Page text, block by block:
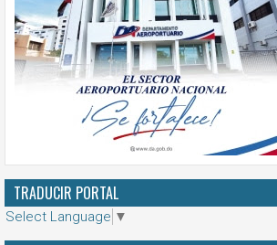
TRADUCIR PORTAL
Select Language ▼